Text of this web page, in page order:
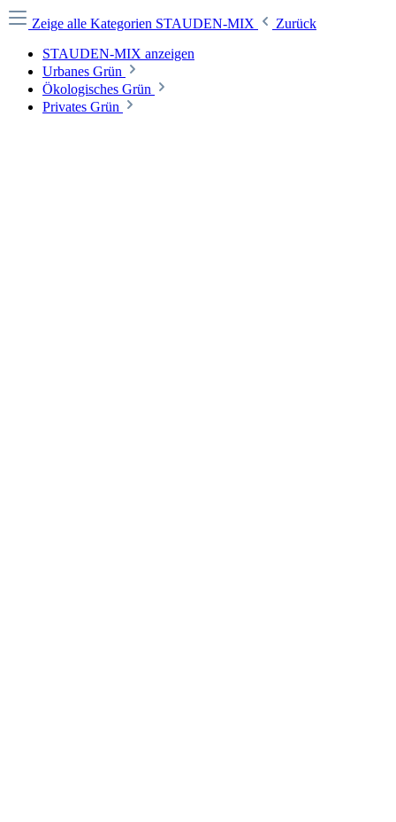
Zeige alle Kategorien STAUDEN-MIX
Zurück
STAUDEN-MIX anzeigen
Urbanes Grün
Ökologisches Grün
Privates Grün